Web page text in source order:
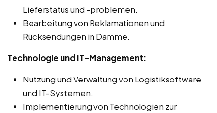
Lieferstatus und -problemen.
Bearbeitung von Reklamationen und
Rücksendungen in Damme.
Technologie und IT-Management:
Nutzung und Verwaltung von Logistiksoftware
und IT-Systemen.
Implementierung von Technologien zur